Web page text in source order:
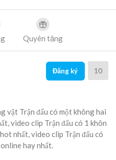
Quyên tặng
Đăng ký 10
vật Trận đấu có một không hai
video clip Trận đấu có 1 khôn
nhất, video clip Trận đấu có
hay nhất.